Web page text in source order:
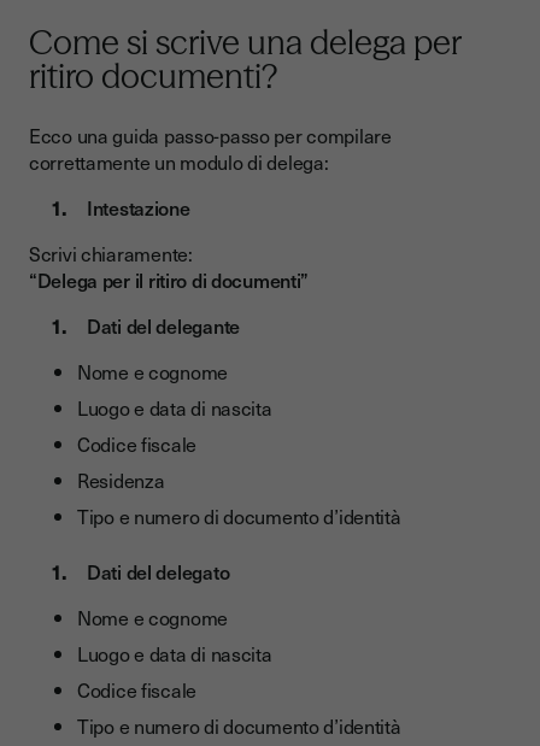
Come si scrive una delega per
ritiro documenti?
Ecco una guida passo-passo per compilare
correttamente un modulo di delega:
Intestazione
Scrivi chiaramente:
“Delega per il ritiro di documenti”
Dati del delegante
Nome e cognome
Luogo e data di nascita
Codice fiscale
Residenza
Tipo e numero di documento d’identità
Dati del delegato
Nome e cognome
Luogo e data di nascita
Codice fiscale
Tipo e numero di documento d’identità